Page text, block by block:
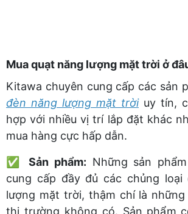
Mua quạt năng lượng mặt trời ở
Kitawa chuyên cung cấp các sản
đèn năng lượng mặt trờiuy tín,
hợp với nhiều vị trí lắp đặt khác
mua hàng cực hấp dẫn.
✅ Sản phẩm: Những sản
cung cấp đầy đủ các chủng loại
lượng mặt trời, thậm chí là
thị trường không có. Sản phẩm